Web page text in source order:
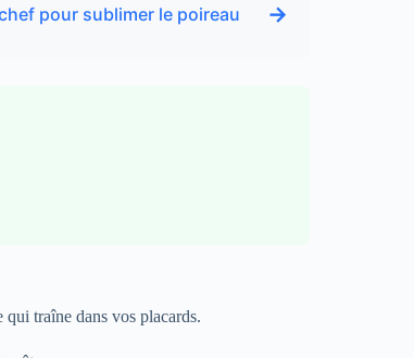
pour sublimer le poireau →
qui traîne dans vos placards.